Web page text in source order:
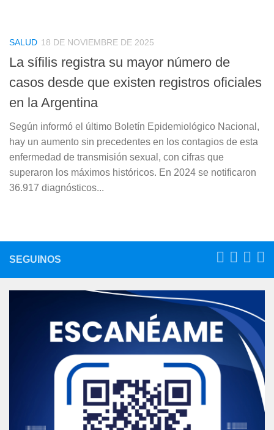
SALUD 18 DE NOVIEMBRE DE 2025
La sífilis registra su mayor número de
casos desde que existen registros oficiales
en la Argentina
Según informó el último Boletín Epidemiológico Nacional,
hay un aumento sin precedentes en los contagios de esta
enfermedad de transmisión sexual, con cifras que
superaron los máximos históricos. En 2024 se notificaron
36.917 diagnósticos...
SEGUINOS